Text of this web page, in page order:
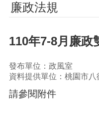
市
民
救
助
進
廉政法規
110年7-8月廉政
發布單位：政風室
資料提供單位：桃園市八
請參閱附件